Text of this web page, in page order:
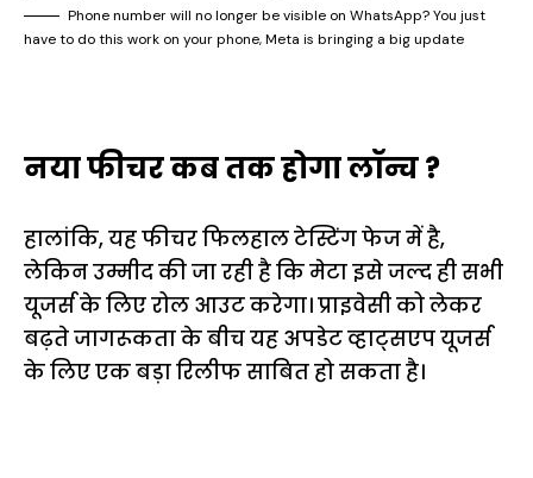
Phone number will no longer be visible on WhatsApp? You just
have to do this work on your phone, Meta is bringing a big update
नया फीचर कब तक होगा लॉन्च ?
हालांकि, यह फीचर फिलहाल टेस्टिंग फेज में है,
लेकिन उम्मीद की जा रही है कि मेटा इसे जल्द ही सभी
यूजर्स के लिए रोल आउट करेगा। प्राइवेसी को लेकर
बढ़ते जागरूकता के बीच यह अपडेट व्हाट्सएप यूजर्स
के लिए एक बड़ा रिलीफ साबित हो सकता है।